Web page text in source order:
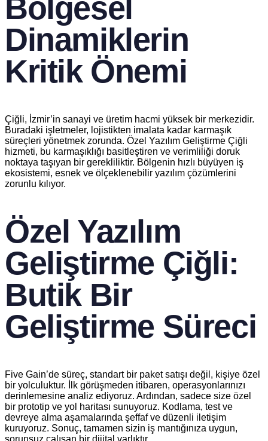
Bölgesel
Dinamiklerin
Kritik Önemi
Çiğli, İzmir’in sanayi ve üretim hacmi yüksek bir merkezidir.
Buradaki işletmeler, lojistikten imalata kadar karmaşık
süreçleri yönetmek zorunda. Özel Yazılım Geliştirme Çiğli
hizmeti, bu karmaşıklığı basitleştiren ve verimliliği doruk
noktaya taşıyan bir gerekliliktir. Bölgenin hızlı büyüyen iş
ekosistemi, esnek ve ölçeklenebilir yazılım çözümlerini
zorunlu kılıyor.
Özel Yazılım
Geliştirme Çiğli:
Butik Bir
Geliştirme Süreci
Five Gain’de süreç, standart bir paket satışı değil, kişiye özel
bir yolculuktur. İlk görüşmeden itibaren, operasyonlarınızı
derinlemesine analiz ediyoruz. Ardından, sadece size özel
bir prototip ve yol haritası sunuyoruz. Kodlama, test ve
devreye alma aşamalarında şeffaf ve düzenli iletişim
kuruyoruz. Sonuç, tamamen sizin iş mantığınıza uygun,
sorunsuz çalışan bir dijital varlıktır.